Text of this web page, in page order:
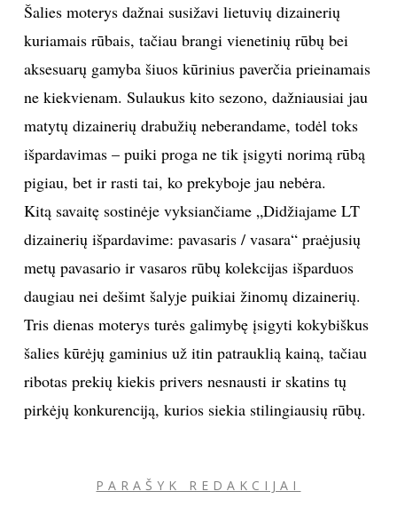
NAUJIENLAIŠKĮ
Prenumeruodami portalą,
Jūs sutinkate su
taisyklėmis
Šalies moterys dažnai susižavi lietuvių dizainerių
kuriamais rūbais, tačiau brangi vienetinių rūbų bei
aksesuarų gamyba šiuos kūrinius paverčia prieinamais
ne kiekvienam. Sulaukus kito sezono, dažniausiai jau
matytų dizainerių drabužių neberandame, todėl toks
išpardavimas – puiki proga ne tik įsigyti norimą rūbą
pigiau, bet ir rasti tai, ko prekyboje jau nebėra.
Kitą savaitę sostinėje vyksiančiame „Didžiajame LT
dizainerių išpardavime: pavasaris / vasara“ praėjusių
metų pavasario ir vasaros rūbų kolekcijas išparduos
daugiau nei dešimt šalyje puikiai žinomų dizainerių.
Tris dienas moterys turės galimybę įsigyti kokybiškus
šalies kūrėjų gaminius už itin patrauklią kainą, tačiau
ribotas prekių kiekis privers nesnausti ir skatins tų
pirkėjų konkurenciją, kurios siekia stilingiausių rūbų.
PARAŠYK REDAKCIJAI